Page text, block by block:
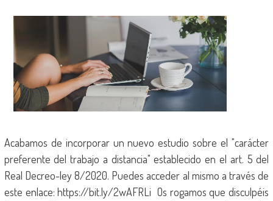
Acabamos de incorporar un nuevo estudio sobre el "carácter
preferente del trabajo a distancia" establecido en el art. 5 del
Real Decreo-ley 8/2020. Puedes acceder al mismo a través de
este enlace: https://bit.ly/2wAFRLi Os rogamos que disculpéis